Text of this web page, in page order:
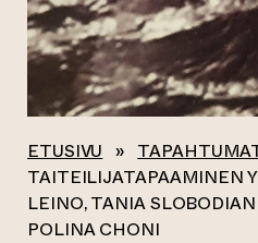
ETUSIVU »
TAITEILIJATAPAAMINEN
LEINO, TANIA
POLINA CHONI